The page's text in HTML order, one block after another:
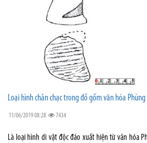
Loại hình chân chạc trong đồ gốm văn hóa
11/06/2019 08:28 7434
Là loại hình di vật độc đáo xuất hiện từ văn hóa